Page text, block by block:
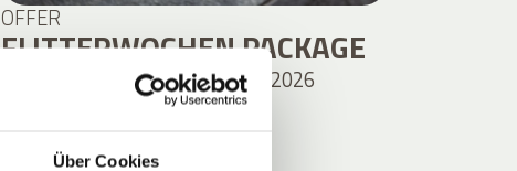
Über Cookies
OFFER
FLITTERWOCHEN PACKAGE
4. JUNI 2026 – 15. NOVEMBER 2026